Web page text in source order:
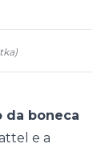
)
da boneca
e a